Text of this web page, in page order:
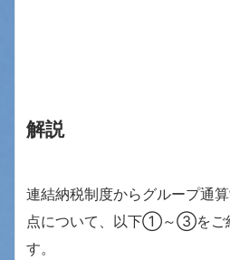
解説
連結納税制度からグループ通
点について、以下①～③をご
す。